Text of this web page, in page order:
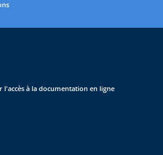
à la documentation en ligne